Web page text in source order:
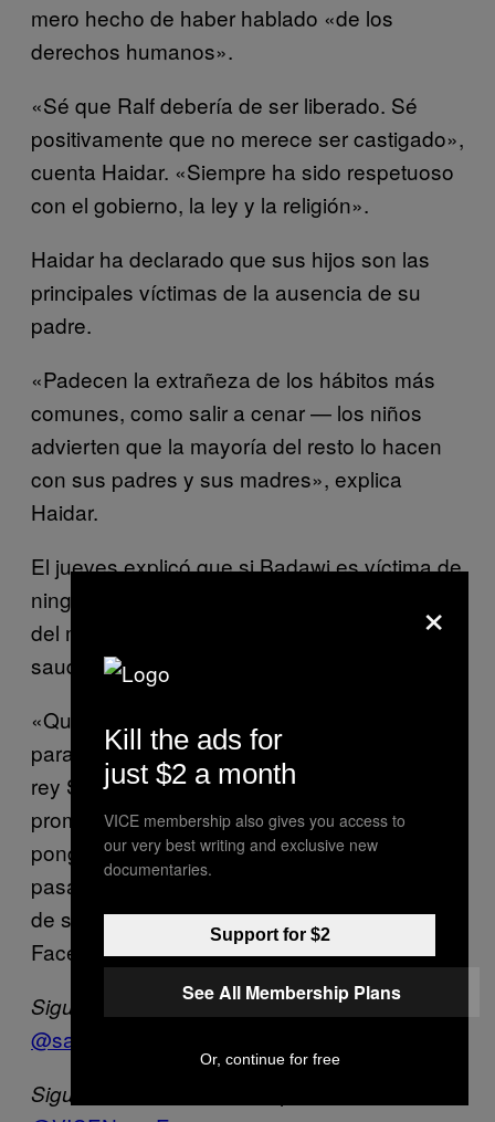
mero hecho de haber hablado «de los
derechos humanos».
«Sé que Ralf debería de ser liberado. Sé
positivamente que no merece ser castigado»,
cuenta Haidar. «Siempre ha sido respetuoso
con el gobierno, la ley y la religión».
Haidar ha declarado que sus hijos son las
principales víctimas de la ausencia de su
padre.
«Padecen la extrañeza de los hábitos más
comunes, como salir a cenar — los niños
advierten que la mayoría del resto lo hacen
con sus padres y sus madres», explica
Haidar.
El jueves explicó que si Badawi es víctima de
ningún otro abuso, los únicos responsables
del mismo serán los funcionarios de prisiones
saudíes.
«Queremos aprovechar esta oportunidad
para hacer un llamamiento a su majestad el
rey Salman para que cumpla con sus
promesas y absuelva a mi marido, para que
ponga fin a la durísima experiencia que está
pasando su familia y permita el reencuentro
de su mujer y sus hijos», escribió a través de
Facebook
Sigue a Samuel Oakford en Twitter:
@samueloakford
Sigue a VICE News En Español en Twitter:
×
Kill the ads for
just $2 a month
VICE membership also gives you access to
our very best writing and exclusive new
documentaries.
Support for $2
See All Membership Plans
Or, continue for free